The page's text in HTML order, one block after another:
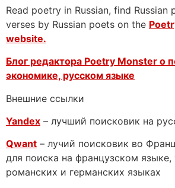
Read poetry in Russian, find Russian
verses by Russian poets on the
website.
Блог редактора Poetry Monster о
экономике, русском языке
Внешние ссылки
Yandex – лучший поисковик на
Qwant – лучий поисковик во
для поиска на французском языке,
романских и германских языках